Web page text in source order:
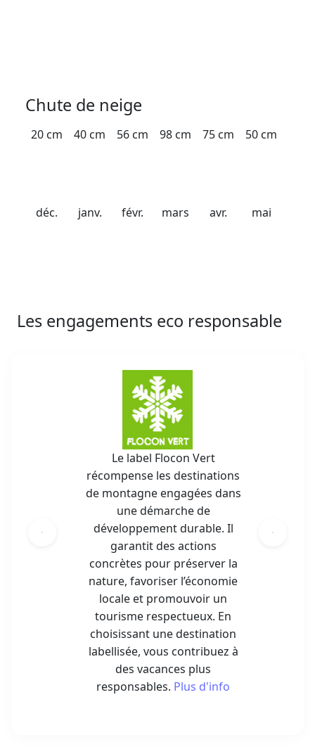
Chute de neige
20 cm
déc.
40 cm
janv.
56 cm
févr.
98 cm
mars
75 cm
avr.
50 cm
mai
Les engagements eco responsable
Le label Flocon Vert
récompense les destinations
de montagne engagées dans
une démarche de
développement durable. Il
garantit des actions
concrètes pour préserver la
nature, favoriser l’économie
locale et promouvoir un
tourisme respectueux. En
choisissant une destination
labellisée, vous contribuez à
des vacances plus
responsables. Plus d'info